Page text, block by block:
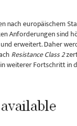
nach europäischem
Anforderungen
erweitert. Daher
Resistance Class 2
weiterer Fortschritt in